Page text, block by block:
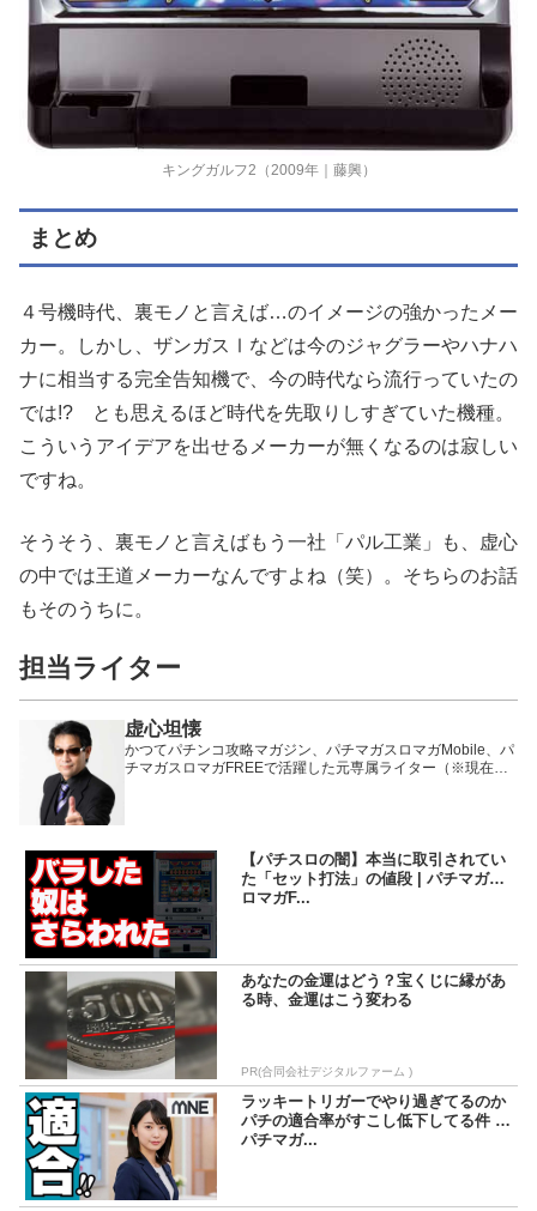
キングガルフ2（2009年｜藤興）
まとめ
４号機時代、裏モノと言えば…のイメージの強かったメー
カー。しかし、ザンガス Ⅰ などは今のジャグラーやハナハ
ナに相当する完全告知機で、今の時代なら流行っていたの
では!?
とも思えるほど時代を先取りしすぎていた機種。
こういうアイデアを出せるメーカーが無くなるのは寂しい
ですね。
そうそう、裏モノと言えばもう一社「パル工業」も、虚心
の中では王道メーカーなんですよね（笑）。そちらのお話
もそのうちに。
担当ライター
虚心坦懐
かつてパチンコ攻略マガジン、パチマガスロマガMobile、パ
チマガスロマガFREEで活躍した元専属ライター（※現在は
【パチスロの闇】本当に取引されてい
た「セット打法」の値段 | パチマガス
ロマガF...
あなたの金運はどう？宝くじに縁があ
る時、金運はこう変わる
PR(合同会社デジタルファーム )
ラッキートリガーでやり過ぎてるのか
パチの適合率がすこし低下してる件 |
パチマガ...